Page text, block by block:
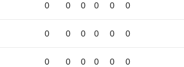
0 0 0 0 0 0
0 0 0 0 0 0
0 0 0 0 0 0